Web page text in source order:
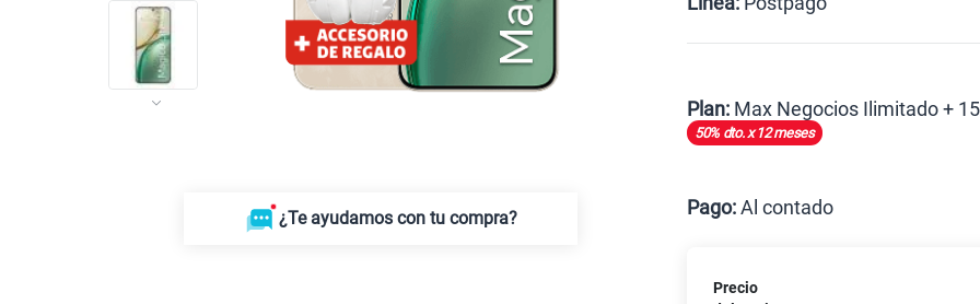
¿Te ayudamos con tu compra?
Plan: Max Negocios Ilimitado +
50% dto. x 12 meses
Pago:Al contado
Precio